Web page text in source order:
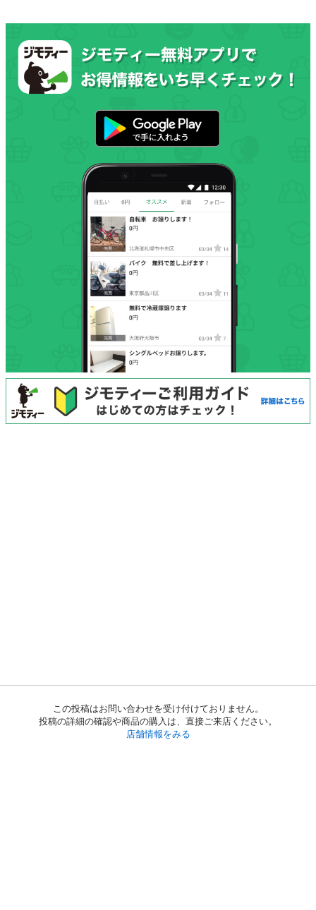
この投稿はお問い合わせを受け付けておりません。
投稿の詳細の確認や商品の購入は、直接ご来店ください。
店舗情報をみる